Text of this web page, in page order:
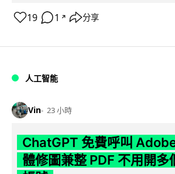
19 1 ↗ 分享
人工智能
Vin 23 小時
ChatGPT 免費呼叫
體修圖兼整 PDF 不用開多